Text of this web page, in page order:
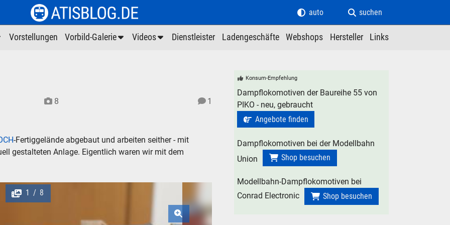
Vorstellungen Vorbild-Galerie Videos Dienstleister Ladengeschäfte Webshops Hersteller Links
suchen
auto
8 1
-Fertiggelände abgebaut und arbeiten seither - mit
gestalteten Anlage. Eigentlich waren wir mit dem
1 / 8
Konsum-Empfehlung
Dampflokomotiven der Baureihe 55 von
PIKO - neu, gebraucht
Angebote finden
Dampflokomotiven bei der Modellbahn
Union
Shop besuchen
Modellbahn-Dampflokomotiven bei
Conrad Electronic
Shop besuchen